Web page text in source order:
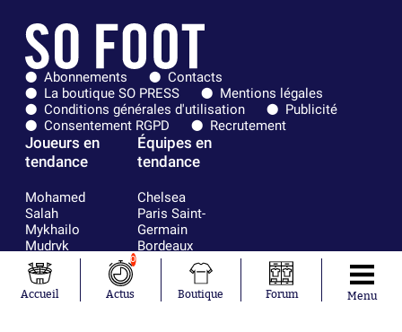
Abonnements
Contacts
La boutique SO PRESS
Mentions légales
Conditions générales d'utilisation
Publicité
Consentement RGPD
Recrutement
Joueurs en
tendance
Mohamed
Salah
Mykhailo
Mudryk
Neymar
Khalis Merah
Loïs Openda
Équipes en
tendance
Chelsea
Paris Saint-
Germain
Bordeaux
Olympique
Accueil
0
Actus Boutique Forum Menu